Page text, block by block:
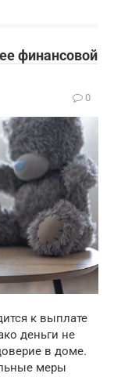
финансовой
0
к выплате
деньги не
в доме.
меры